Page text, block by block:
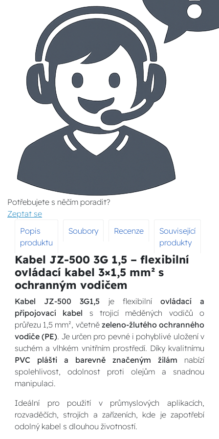
Potřebujete s něčím poradit?
Zeptat se
Popis
produktu
Soubory Recenze
Související
produkty
Kabel JZ-500 3G 1,5 – flexibilní
ovládací kabel 3×1,5 mm² s
ochranným vodičem
Kabel JZ-500 3G1,5 je flexibilní ovládací a
připojovací kabel s trojicí měděných vodičů o
průřezu 1,5 mm², včetně zeleno-žlutého ochranného
vodiče (PE). Je určen pro pevné i pohyblivé uložení v
suchém a vlhkém vnitřním prostředí. Díky kvalitnímu
PVC plášti a barevně značeným žilám nabízí
spolehlivost, odolnost proti olejům a snadnou
manipulaci.
Ideální pro použití v průmyslových aplikacích,
rozvaděčích, strojích a zařízeních, kde je zapotřebí
odolný kabel s dlouhou životností.